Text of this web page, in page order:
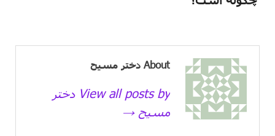
About دختر مسیح
View all posts by دختر
مسیح →